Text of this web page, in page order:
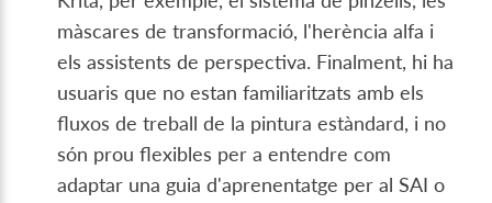
màscares de transformació, l'herència alfa i
els assistents de perspectiva. Finalment, hi ha
usuaris que no estan familiaritzats amb els
fluxos de treball de la pintura estàndard, i no
són prou flexibles per a entendre com
adaptar una guia d'aprenentatge per al SAI o